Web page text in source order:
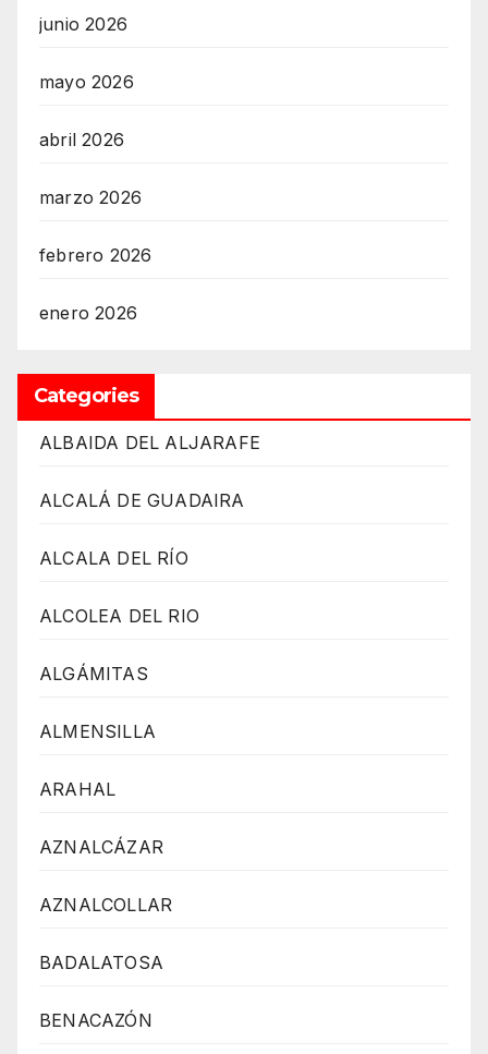
junio 2026
mayo 2026
abril 2026
marzo 2026
febrero 2026
enero 2026
Categories
ALBAIDA DEL ALJARAFE
ALCALÁ DE GUADAIRA
ALCALA DEL RÍO
ALCOLEA DEL RIO
ALGÁMITAS
ALMENSILLA
ARAHAL
AZNALCÁZAR
AZNALCOLLAR
BADALATOSA
BENACAZÓN